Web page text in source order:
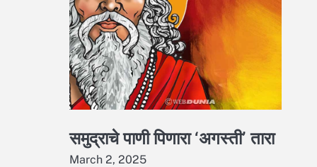
समुद्राचे पाणी पिणारा ‘अगस्ती’ तारा
March 2, 2025